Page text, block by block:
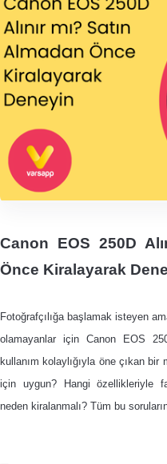
Canon EOS 250D
Önce Kiralayarak
Fotoğrafçılığa başlamak isteyen
olamayanlar için Canon EOS
kullanım kolaylığıyla öne çıkan
için uygun? Hangi özellikleriyle
neden kiralanmalı? Tüm bu